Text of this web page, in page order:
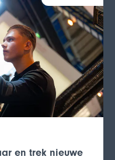
en trek nieuwe